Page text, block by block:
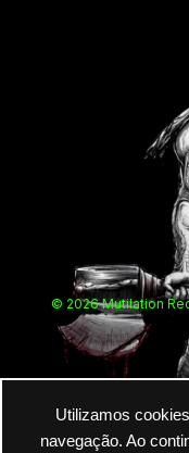
Utilizamos
navegação. Ao
© 2026 Mutilation